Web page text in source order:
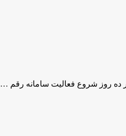
ده روز شروع فعالیت سامانه رقم …